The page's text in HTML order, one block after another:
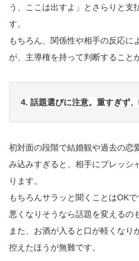
う、ここは出すよ」とさらりと支
す。
もちろん、関係性や相手の反応に
が、主導権を持って判断すること
4. 話題選びに注意。重すぎず
初対面の段階で結婚観や過去の恋
み込みすぎると、相手にプレッシ
ります。
もちろんサラッと聞くことはOK
悪くなりそうなら話題を変えるの
また、お酒が入ると口が軽くなり
控えたほうが無難です。